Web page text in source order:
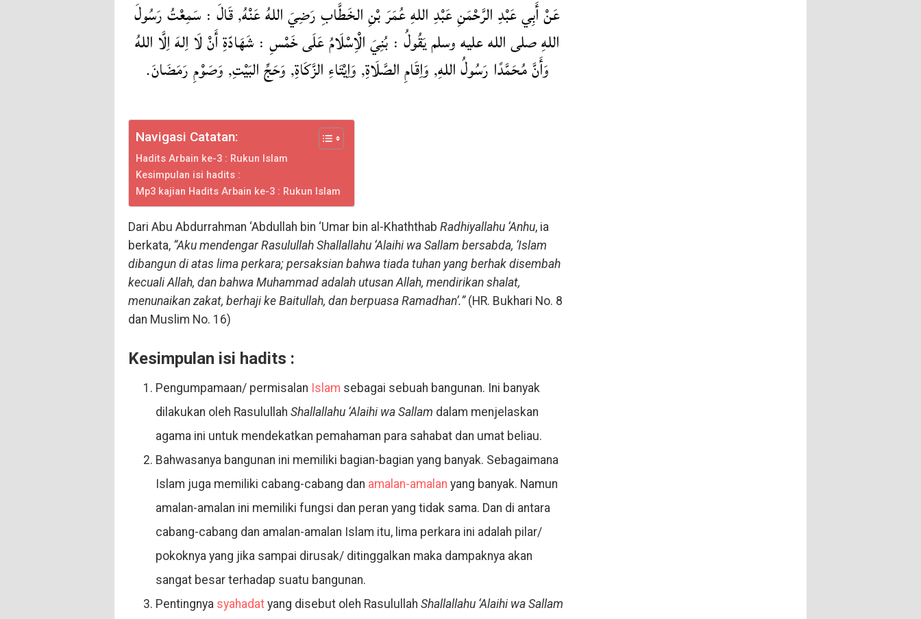
عَنْ أَبِي عَبْدِ الرَّحْمَنِ عَبْدِ اللهِ عُمَرَ بْنِ الخَطَّابِ رَضِيَ اللهُ عَنْهُ, قَالَ : سَمِعْتُ رَسُولَ
اللهِ صلى الله عليه وسلم يَقُولُ : بُنِيَ الْاِسْلَامُ عَلَى خَمْسِ : شَهَادّةِ أَنْ لَا اِلهَ اِلَّا اللهُ
وَأَنَّ مُحَمَّدًا رَسُولُ اللهِ, وَاِقَامِ الصَّلَاةِ, وَاِيْتَاءِ الزَّكَاةِ, وَحَجِّ البَيْتِ, وَصَوْمِ رَمَضَانَ.
Navigasi Catatan:
Hadits Arbain ke-3 : Rukun Islam
Kesimpulan isi hadits :
Mp3 kajian Hadits Arbain ke-3 : Rukun Islam
Dari Abu Abdurrahman ‘Abdullah bin ‘Umar bin al-Khaththab Radhiyallahu ‘Anhu, ia
berkata, “Aku mendengar Rasulullah Shallallahu ‘Alaihi wa Sallam bersabda, ‘Islam
dibangun di atas lima perkara; persaksian bahwa tiada tuhan yang berhak disembah
kecuali Allah, dan bahwa Muhammad adalah utusan Allah, mendirikan shalat,
menunaikan zakat, berhaji ke Baitullah, dan berpuasa Ramadhan’.”(HR. Bukhari No. 8
dan Muslim No. 16)
Kesimpulan isi hadits :
Pengumpamaan/ permisalan Islam sebagai sebuah bangunan. Ini banyak
dilakukan oleh Rasulullah Shallallahu ‘Alaihi wa Sallam dalam menjelaskan
agama ini untuk mendekatkan pemahaman para sahabat dan umat beliau.
Bahwasanya bangunan ini memiliki bagian-bagian yang banyak. Sebagaimana
Islam juga memiliki cabang-cabang dan amalan-amalan yang banyak. Namun
amalan-amalan ini memiliki fungsi dan peran yang tidak sama. Dan di antara
cabang-cabang dan amalan-amalan Islam itu, lima perkara ini adalah pilar/
pokoknya yang jika sampai dirusak/ ditinggalkan maka dampaknya akan
sangat besar terhadap suatu bangunan.
Pentingnya syahadatyang disebut oleh Rasulullah Shallallahu ‘Alaihi wa Sallam